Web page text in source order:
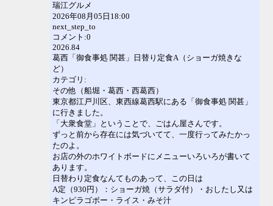
瑞江グルメ
2026年08月05日18:00
next_step_to
コメント:0
2026.84
葛西「御食事処 関甚」日替り定食A（ショーガ焼きな
ど）
カテゴリ:
その他（船堀・葛西・西葛西）
東京都江戸川区、東西線葛西駅にある「御食事処 関甚」
に行きました。
「大衆食堂」ということで、ごはん屋さんです。
ずっと前から存在には気づいてて、一度行ってみたかっ
たのよ。
お店の外のホワイトボードにメニューいろいろが書いて
あります。
日替わり定食なんてものあって、この日は
A定（930円）：ショーガ焼（サラダ付）・おしたし又は
キンピラゴボー・ライス・みそ汁